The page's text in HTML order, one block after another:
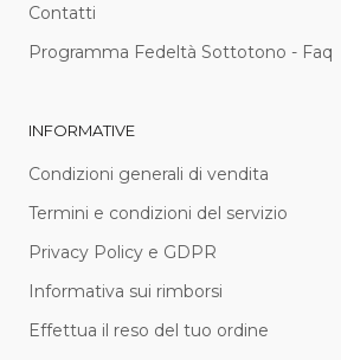
Contatti
Programma Fedeltà Sottotono - Faq
INFORMATIVE
Condizioni generali di vendita
Termini e condizioni del servizio
Privacy Policy e GDPR
Informativa sui rimborsi
Effettua il reso del tuo ordine